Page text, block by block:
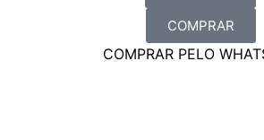
COMPRAR
COMPRAR PELO